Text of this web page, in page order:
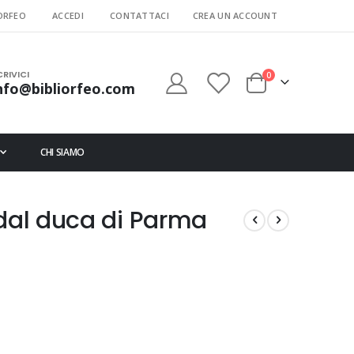
ACCEDI CONTATTACI CREA UN ACCOUNT
Cart
0elementi
CHI SIAMO
duca di Parma